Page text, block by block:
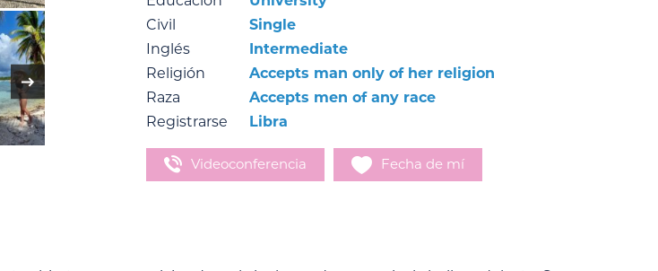
Civil
Single
Inglés
Intermediate
Religión
Accepts man only of her religion
Raza
Accepts men of any race
Registrarse
Libra
Videoconferencia Fecha de mí